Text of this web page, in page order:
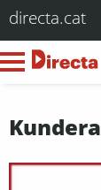
directa.cat
Kundera